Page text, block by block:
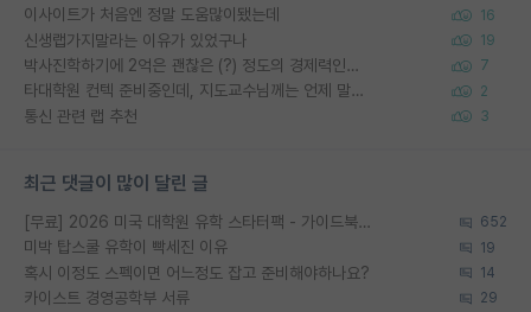
이사이트가 처음엔 정말 도움많이됐는데 16
신생랩가지말라는 이유가 있었구나 19
박사진학하기에 2억은 괜찮은 (?) 정도의 경제력인가요 7
타대학원 컨텍 준비중인데, 지도교수님께는 언제 말씀드려야 할까요? 2
통신 관련 랩 추천 3
최근 댓글이 많이 달린 글
[무료] 2026 미국 대학원 유학 스타터팩 - 가이드북 & 합격자 컨택메일 템플릿 652
미박 탑스쿨 유학이 빡세진 이유 19
혹시 이정도 스펙이면 어느정도 잡고 준비해야하나요? 14
카이스트 경영공학부 서류 29